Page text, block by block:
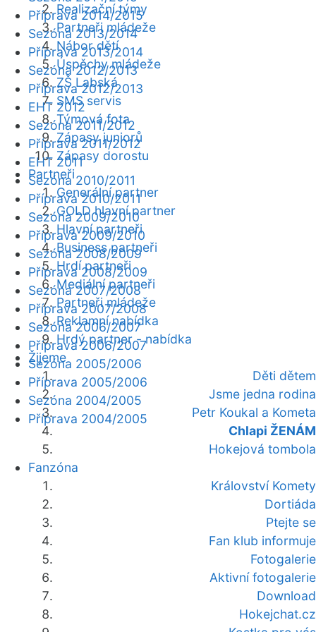
Realizační týmy
Partneři mládeže
Nábor dětí
Úspěchy mládeže
ZŠ Labská
SMS servis
Týmová fota
Zápasy juniorů
Zápasy dorostu
Partneři
Generální partner
GOLD hlavní partner
Hlavní partneři
Business partneři
Hrdí partneři
Mediální partneři
Partneři mládeže
Reklamní nabídka
Hrdý partner - nabídka
Žijeme
Děti dětem
Jsme jedna rodina
Petr Koukal a Kometa
Chlapi ŽENÁM
Hokejová tombola
Fanzóna
Království Komety
Dortiáda
Ptejte se
Fan klub informuje
Fotogalerie
Aktivní fotogalerie
Download
Hokejchat.cz
Příprava 2014/2015
Sezóna 2013/2014
Příprava 2013/2014
Sezóna 2012/2013
Příprava 2012/2013
EHT 2012
Sezóna 2011/2012
Příprava 2011/2012
EHT 2011
Sezóna 2010/2011
Příprava 2010/2011
Sezóna 2009/2010
Příprava 2009/2010
Sezóna 2008/2009
Příprava 2008/2009
Sezóna 2007/2008
Příprava 2007/2008
Sezóna 2006/2007
Příprava 2006/2007
Sezóna 2005/2006
Příprava 2005/2006
Sezóna 2004/2005
Příprava 2004/2005